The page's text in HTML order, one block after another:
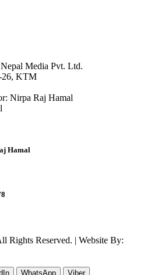
Media Pvt. Ltd.
26, KTM
Nirpa Raj Hamal
Hamal
Rights Reserved. | Website By:
WhatsApp Viber